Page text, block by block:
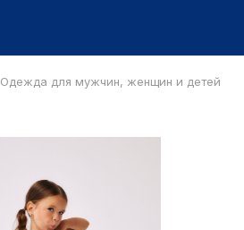
Одежда для мужчин, женщин и детей